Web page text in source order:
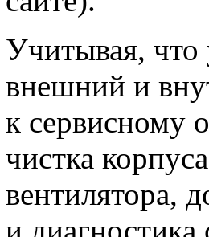
Учитывая,
внешний и
к сервисному
чистка
вентилятора,
и